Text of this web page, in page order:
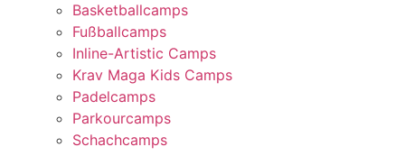
Basketballcamps
Fußballcamps
Inline-Artistic Camps
Krav Maga Kids Camps
Padelcamps
Parkourcamps
Schachcamps